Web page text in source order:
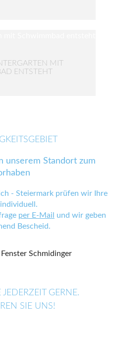
MIT
ENTSTEHT
unserem Standort zum
- Steiermark prüfen wir Ihre
per E-Mail
und wir geben
Bescheid.
GERNE.
SIE UNS!